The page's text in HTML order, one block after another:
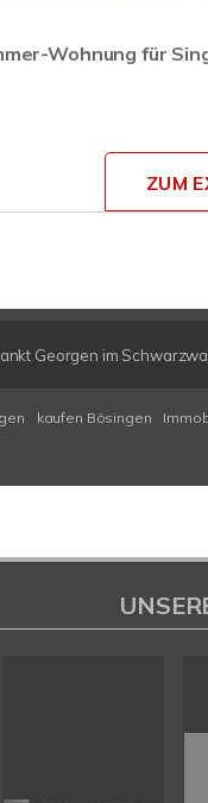
Wohnung für
ZUM
Georgen im
kaufen Bösingen